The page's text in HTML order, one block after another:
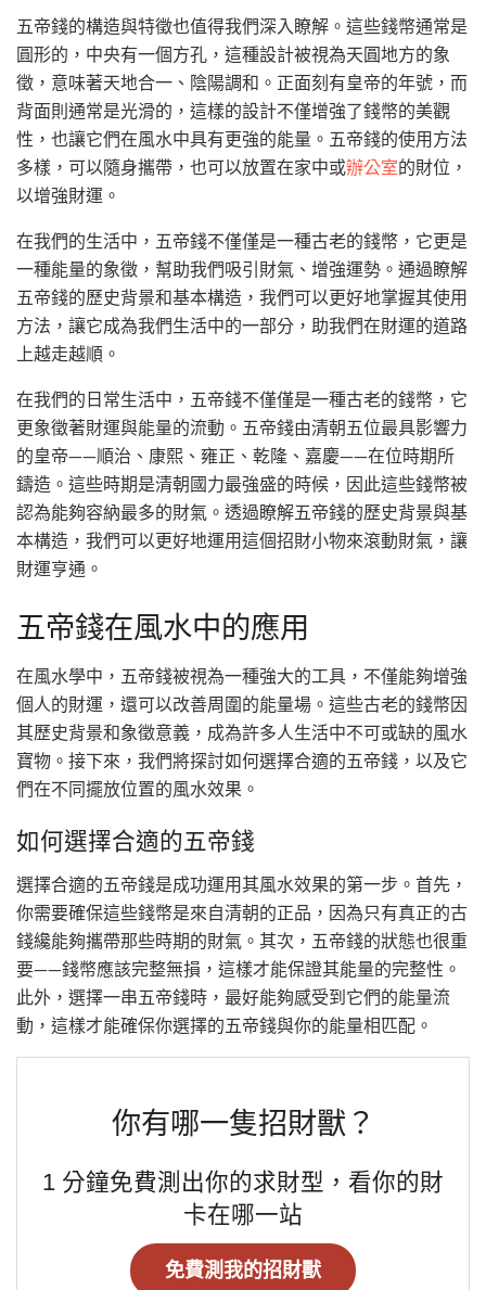
五帝錢的構造與特徵也值得我們深入瞭解。這些錢幣通常是
圓形的，中央有一個方孔，這種設計被視為天圓地方的象
徵，意味著天地合一、陰陽調和。正面刻有皇帝的年號，而
背面則通常是光滑的，這樣的設計不僅增強了錢幣的美觀
性，也讓它們在風水中具有更強的能量。五帝錢的使用方法
多樣，可以隨身攜帶，也可以放置在家中或辦公室的財位，
以增強財運。
在我們的生活中，五帝錢不僅僅是一種古老的錢幣，它更是
一種能量的象徵，幫助我們吸引財氣、增強運勢。通過瞭解
五帝錢的歷史背景和基本構造，我們可以更好地掌握其使用
方法，讓它成為我們生活中的一部分，助我們在財運的道路
上越走越順。
在我們的日常生活中，五帝錢不僅僅是一種古老的錢幣，它
更象徵著財運與能量的流動。五帝錢由清朝五位最具影響力
的皇帝——順治、康熙、雍正、乾隆、嘉慶——在位時期所
鑄造。這些時期是清朝國力最強盛的時候，因此這些錢幣被
認為能夠容納最多的財氣。透過瞭解五帝錢的歷史背景與基
本構造，我們可以更好地運用這個招財小物來滾動財氣，讓
財運亨通。
五帝錢在風水中的應用
在風水學中，五帝錢被視為一種強大的工具，不僅能夠增強
個人的財運，還可以改善周圍的能量場。這些古老的錢幣因
其歷史背景和象徵意義，成為許多人生活中不可或缺的風水
寶物。接下來，我們將探討如何選擇合適的五帝錢，以及它
們在不同擺放位置的風水效果。
如何選擇合適的五帝錢
選擇合適的五帝錢是成功運用其風水效果的第一步。首先，
你需要確保這些錢幣是來自清朝的正品，因為只有真正的古
錢纔能夠攜帶那些時期的財氣。其次，五帝錢的狀態也很重
要——錢幣應該完整無損，這樣才能保證其能量的完整性。
此外，選擇一串五帝錢時，最好能夠感受到它們的能量流
動，這樣才能確保你選擇的五帝錢與你的能量相匹配。
你有哪一隻招財獸？
1 分鐘免費測出你的求財型，看你的財
卡在哪一站
免費測我的招財獸